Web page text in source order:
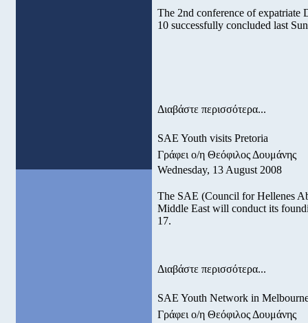
The 2nd conference of expatriate
10 successfully concluded last
Διαβάστε περισσότερα...
SAE Youth visits Pretoria
Γράφει ο/η Θεόφιλος Δουμάνης
Wednesday, 13 August 2008
The SAE (Council for Hellenes
Middle East will conduct its
17.
Διαβάστε περισσότερα...
SAE Youth Network in
Γράφει ο/η Θεόφιλος Δουμάνης